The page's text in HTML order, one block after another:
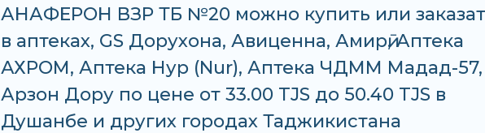
АНАФЕРОН ВЗР ТБ №20 можно купить или
в аптеках, GS Дорухона, Авиценна, Амирӣ, Аптека
АХРОМ, Аптека Нур (Nur), Аптека ЧДММ Мадад-57,
Арзон Дору по цене от 33.00 TJS до 50.40 TJS в
Душанбе и других городах Таджикистана